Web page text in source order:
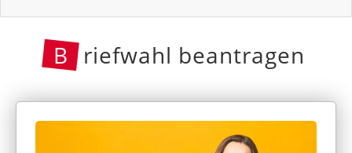
B riefwahl beantragen